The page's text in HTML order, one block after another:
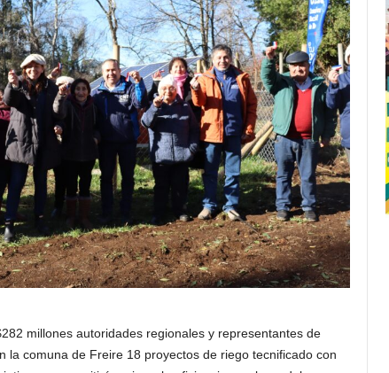
millones autoridades regionales y representantes de
la comuna de Freire 18 proyectos de riego tecnificado con